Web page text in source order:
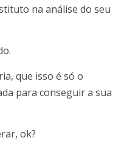
na análise do seu
que isso é só o
para conseguir a sua
ok?